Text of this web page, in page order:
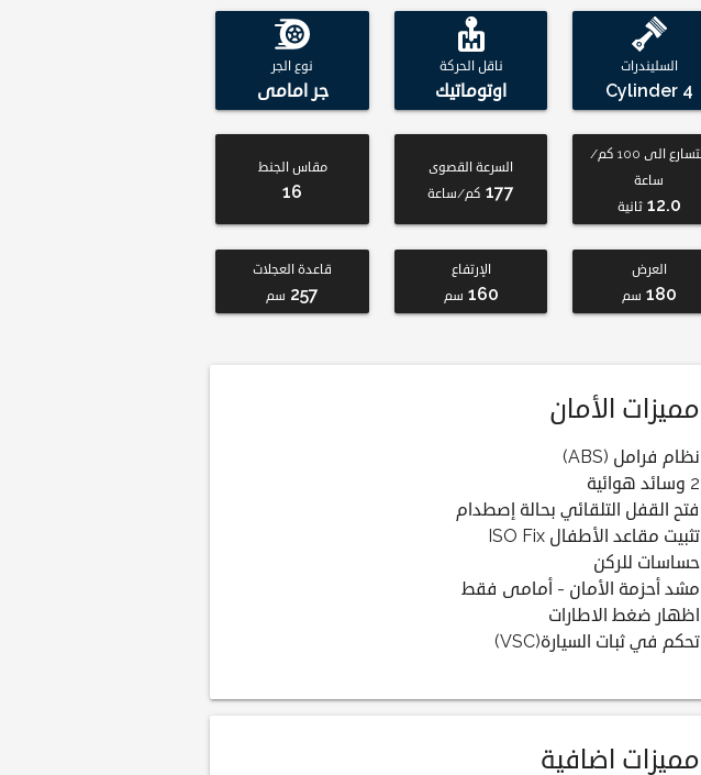
السليندرات
4 Cylinder
ناقل الحركة
اوتوماتيك
نوع الجر
جر امامى
التسارع الى 100 كم/
ساعة
12.0 ثانية
السرعة القصوى
177 كم/ساعة
مقاس الجنط
16
العرض
180 سم
الإرتفاع
160 سم
قاعدة العجلات
257 سم
مميزات الأمان
نظام فرامل (ABS)
2 وسائد هوائية
فتح القفل التلقائي بحالة إصطدام
تثبيت مقاعد الأطفال ISO Fix
حساسات للركن
مشد أحزمة الأمان - أمامى فقط
اظهار ضغط الاطارات
تحكم في ثبات السيارة(VSC)
مميزات اضافية